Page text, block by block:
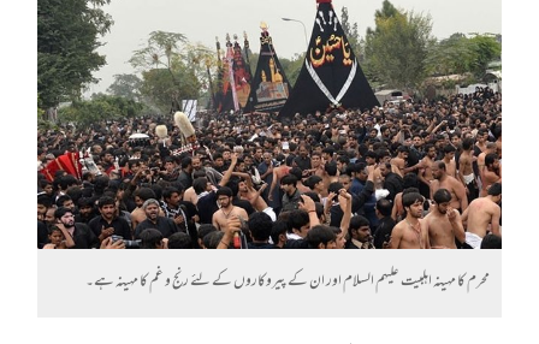
محرم کا مہینہ اہلبیت علیہم السلام اور ان کے پیروکاروں کے لئے رنج و غم کا مہینہ ہے۔